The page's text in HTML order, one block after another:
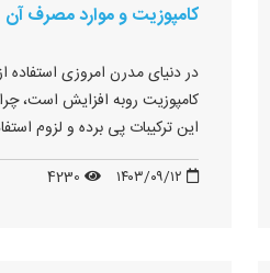
کامپوزیت و موارد مصرف آن
در دنیای مدرن امروزی استفاده
کامپوزیت روبه افزایش است،
این ترکیبات پی برده و لزوم
۱۴۰۳/۰۹/۱۲ 4230